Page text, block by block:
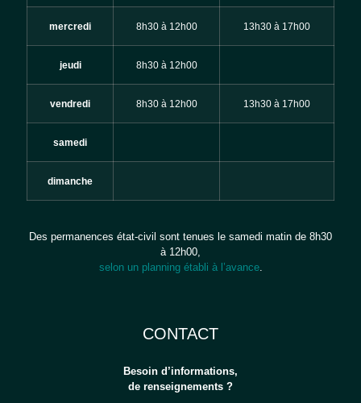
mercredi 8h30 à 12h00 13h30 à 17h00
jeudi 8h30 à 12h00
vendredi 8h30 à 12h00 13h30 à 17h00
samedi
dimanche
Des permanences état-civil sont tenues le samedi matin de 8h30
à 12h00,
selon un planning établi à l’avance.
CONTACT
Besoin d’informations,
de renseignements ?